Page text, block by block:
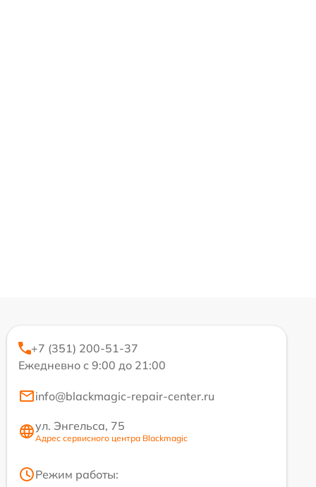
+7 (351) 200-51-37
Ежедневно с 9:00 до 21:00
info@blackmagic-repair-center.ru
ул. Энгельса, 75
Адрес сервисного центра Blackmagic
Режим работы: